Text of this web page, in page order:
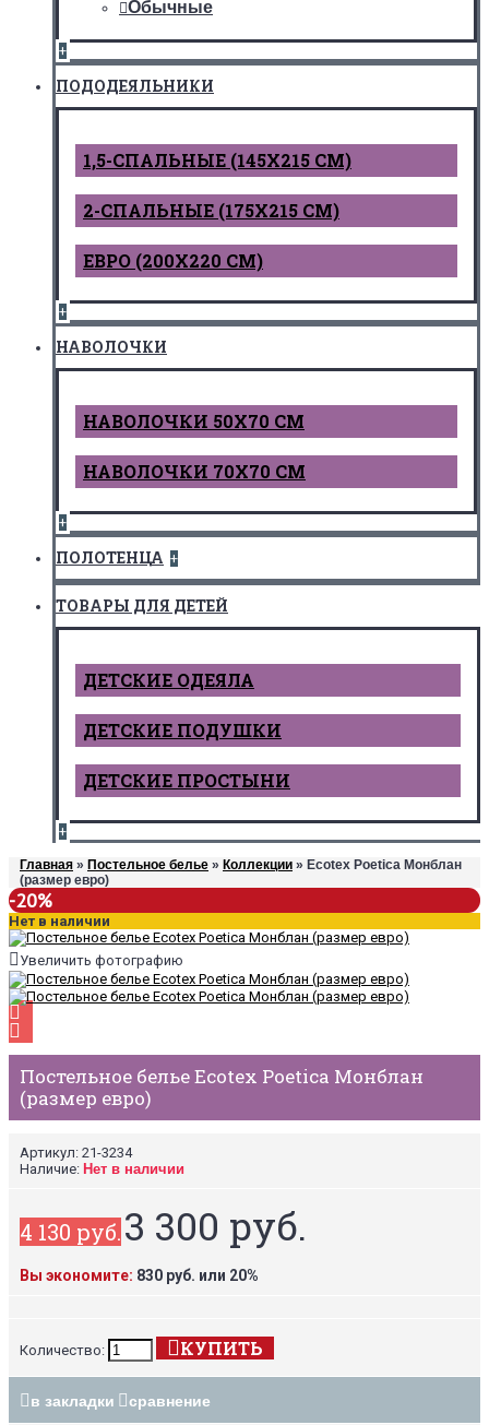
Обычные
+
ПОДОДЕЯЛЬНИКИ
1,5-СПАЛЬНЫЕ (145Х215 СМ)
2-СПАЛЬНЫЕ (175Х215 СМ)
ЕВРО (200Х220 СМ)
+
НАВОЛОЧКИ
НАВОЛОЧКИ 50Х70 СМ
НАВОЛОЧКИ 70Х70 СМ
+
ПОЛОТЕНЦА +
ТОВАРЫ ДЛЯ ДЕТЕЙ
ДЕТCКИЕ ОДЕЯЛА
ДЕТСКИЕ ПОДУШКИ
ДЕТСКИЕ ПРОСТЫНИ
+
Главная » Постельное белье » Коллекции » Ecotex Poetica Монблан
(размер евро)
-20%
Нет в наличии
Увеличить фотографию
Постельное белье Ecotex Poetica Монблан
(размер евро)
Артикул: 21-3234
Наличие: Нет в наличии
4 130 руб.3 300 руб.
Вы экономите: 830 руб. или 20%
Количество: КУПИТЬ
в закладки сравнение